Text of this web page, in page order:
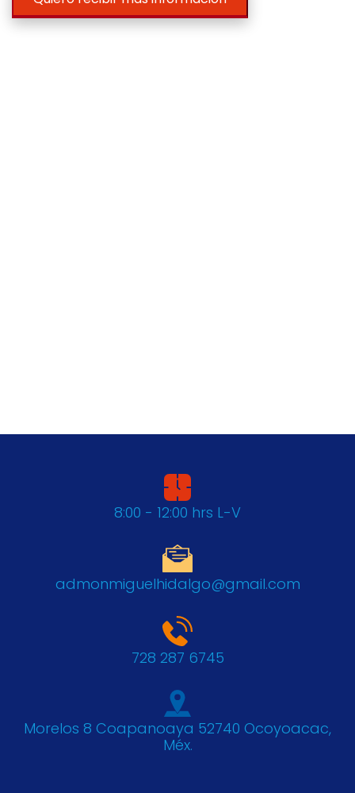
8:00 - 12:00 hrs L-V
admonmiguelhidalgo@gmail.com
728 287 6745
Morelos 8 Coapanoaya 52740 Ocoyoacac,
Méx.